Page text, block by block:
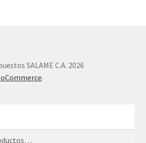
SALAME C.A. 2026
.